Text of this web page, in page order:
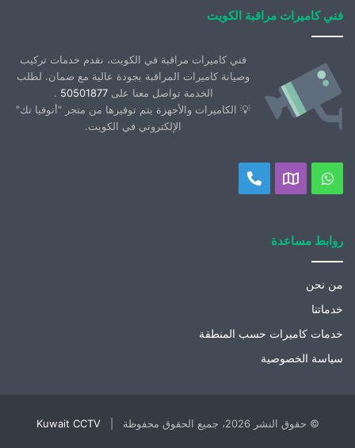
فني كاميرات مراقبة الكويت
فني كاميرات مراقبة في الكويت، نقدم خدمات تركيب
وصيانة كاميرات المراقبة بجودة عالية مع ضمان. لطلب
الخدمة تواصل معنا على50501877
.
💡 الكاميرات والأجهزة يتم توفيرها من متجر "أنوفيا تك"
الإلكتروني في الكويت.
واتسابموقعنا
خريطة
اتصل
روابط مساعدة
من نحن
خدماتنا
خدمات كاميرات حسب المنطقة
سياسة الخصوصية
© حقوق النشر 2026، جميع الحقوق محفوظة | Kuwait CCTV